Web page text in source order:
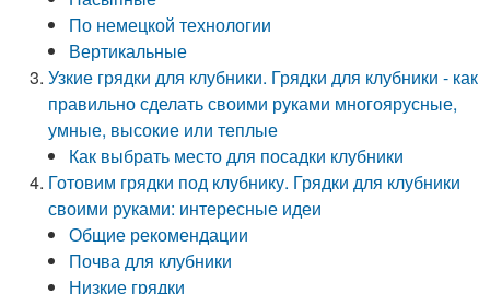
По немецкой технологии
Вертикальные
Узкие грядки для клубники. Грядки для клубники - как
правильно сделать своими руками многоярусные,
умные, высокие или теплые
Как выбрать место для посадки клубники
Готовим грядки под клубнику. Грядки для клубники
своими руками: интересные идеи
Общие рекомендации
Почва для клубники
Низкие грядки